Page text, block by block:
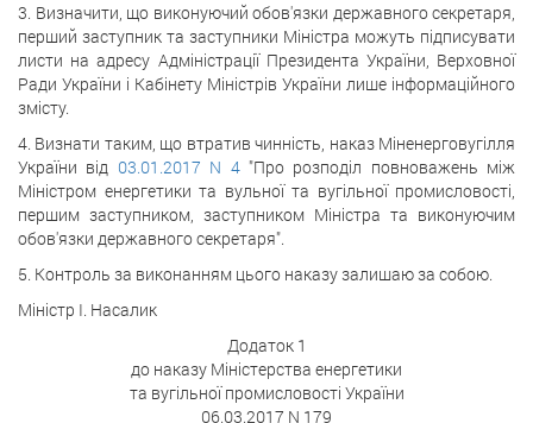
3. Визначити, що виконуючий обов'язки державного секретаря,
перший заступник та заступники Міністра можуть підписувати
листи на адресу Адміністрації Президента України, Верховної
Ради України і Кабінету Міністрів України лише інформаційного
змісту.
4. Визнати таким, що втратив чинність, наказ Міненерговугілля
України від 03.01.2017 N 4"Про розподіл повноважень між
Міністром енергетики та вульної та вугільної промисловості,
першим заступником, заступником Міністра та виконуючим
обов'язки державного секретаря".
5. Контроль за виконанням цього наказу залишаю за собою.
Міністр І. Насалик
Додаток 1
до наказу Міністерства енергетики
та вугільної промисловості України
06.03.2017 N 179